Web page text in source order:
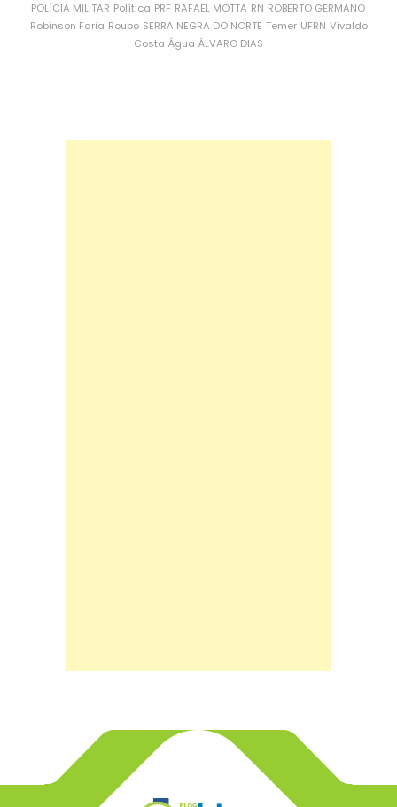
POLÍCIA MILITAR Política PRF RAFAEL MOTTA RN ROBERTO GERMANO
Robinson Faria Roubo SERRA NEGRA DO NORTE Temer UFRN Vivaldo
Costa Água ÁLVARO DIAS